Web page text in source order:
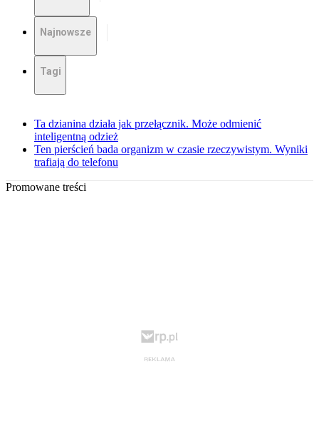
Najnowsze
Tagi
Ta dzianina działa jak przełącznik. Może odmienić
inteligentną odzież
Ten pierścień bada organizm w czasie rzeczywistym. Wyniki
trafiają do telefonu
Promowane treści